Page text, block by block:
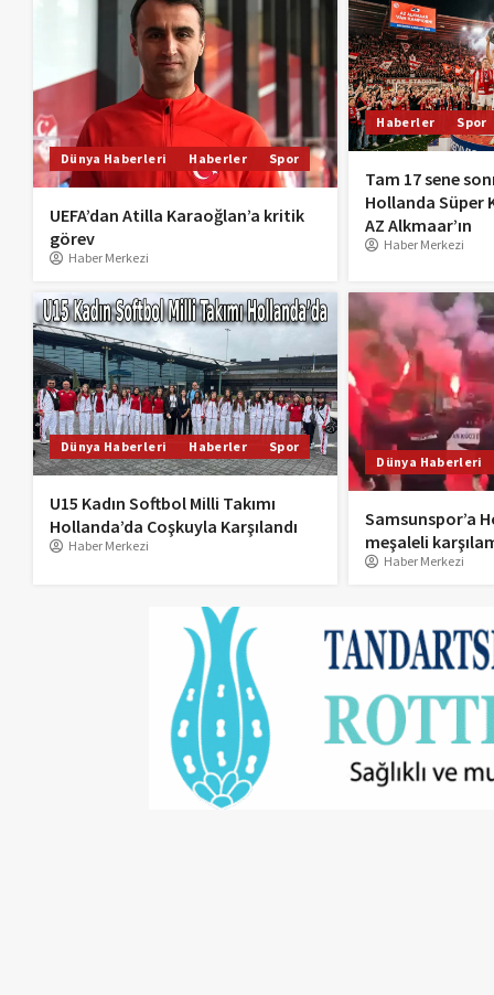
Dünya Haberleri Haberler Spor
UEFA’dan Atilla Karaoğlan’a kritik
görev
Haber Merkezi
Haberler Spor
Tam 17 sene
Hollanda Süper
AZ Alkmaar’ın
Haber Merkezi
Dünya Haberleri Haberler Spor
U15 Kadın Softbol Milli Takımı
Hollanda’da Coşkuyla Karşılandı
Haber Merkezi
Dünya Haberleri
Samsunspor’a
meşaleli
Haber Merkezi